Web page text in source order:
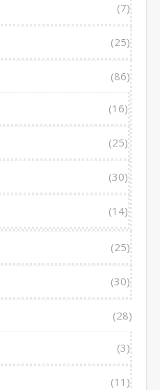
(7)
(25)
(86)
(16)
(25)
(30)
(14)
(25)
(30)
(28)
(3)
(11)